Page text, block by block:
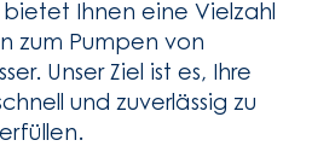
Ihnen eine Vielzahl
zum Pumpen von
Unser Ziel ist es, Ihre
und zuverlässig zu
erfüllen.